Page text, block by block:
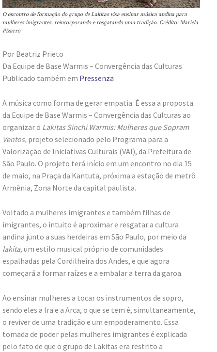
O encontro de formação do grupo de Lakitas visa ensinar música andina para
mulheres imigrantes, reincorporando e resgatando uma tradição. Crédito: Mariela
Pizarro
Por Beatriz Prieto
Da Equipe de Base Warmis – Convergência das Culturas
Publicado também em Pressenza
A música como forma de gerar empatia. É essa a proposta
da Equipe de Base Warmis – Convergência das Culturas ao
organizar o Lakitas Sinchi Warmis: Mulheres que Sopram
Ventos, projeto selecionado pelo Programa para a
Valorização de Iniciativas Culturais (VAI), da Prefeitura de
São Paulo. O projeto terá início em um encontro no dia 15
de maio, na Praça da Kantuta, próxima a estação de metrô
Armênia, Zona Norte da capital paulista.
Voltado a mulheres imigrantes e também filhas de
imigrantes, o intuito é aproximar e resgatar a cultura
andina junto a suas herdeiras em São Paulo, por meio da
lakita,um estilo musical próprio de comunidades
espalhadas pela Cordilheira dos Andes, e que agora
começará a formar raízes e a embalar a terra da garoa.
Ao ensinar mulheres a tocar os instrumentos de sopro,
sendo eles a Ira e a Arca, o que se tem é, simultaneamente,
o reviver de uma tradição e um empoderamento. Essa
tomada de poder pelas mulheres imigrantes é explicada
pelo fato de que o grupo de Lakitas era restrito a